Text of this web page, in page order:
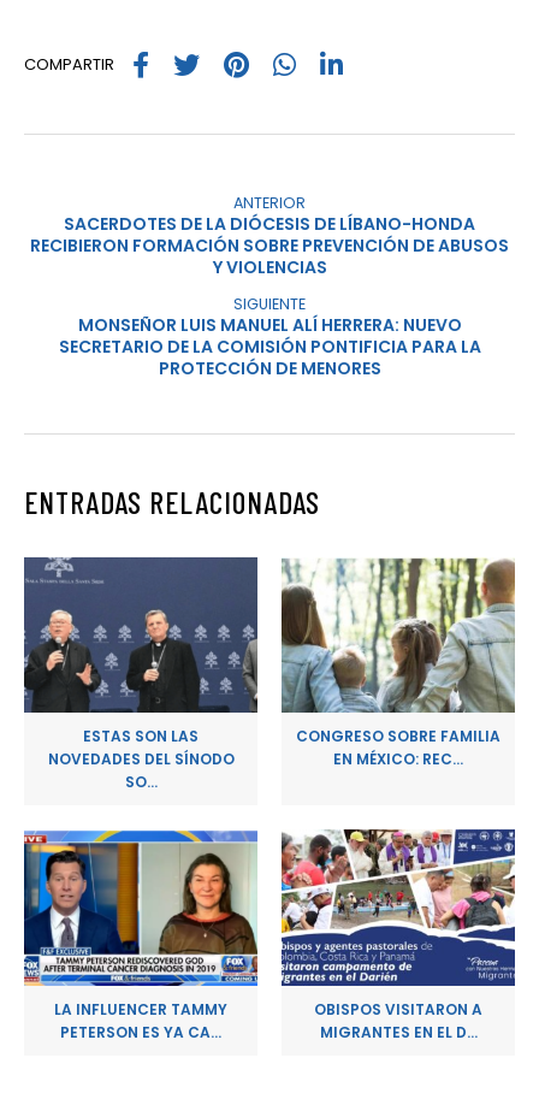
COMPARTIR
ANTERIOR
SACERDOTES DE LA DIÓCESIS DE LÍBANO-HONDA
RECIBIERON FORMACIÓN SOBRE PREVENCIÓN DE ABUSOS
Y VIOLENCIAS
SIGUIENTE
MONSEÑOR LUIS MANUEL ALÍ HERRERA: NUEVO
SECRETARIO DE LA COMISIÓN PONTIFICIA PARA LA
PROTECCIÓN DE MENORES
ENTRADAS RELACIONADAS
ESTAS SON LAS
NOVEDADES DEL SÍNODO
SO...
CONGRESO SOBRE FAMILIA
EN MÉXICO: REC...
LA INFLUENCER TAMMY
PETERSON ES YA CA...
OBISPOS VISITARON A
MIGRANTES EN EL D...